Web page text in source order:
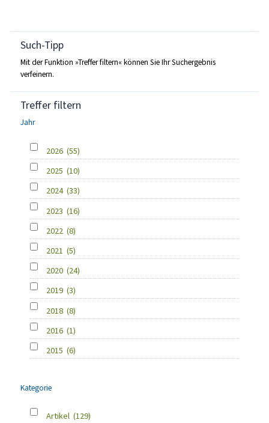
Such-Tipp
Mit der Funktion »Treffer filtern« können Sie Ihr Suchergebnis
verfeinern.
Treffer filtern
Jahr
2026 (55)
2025 (10)
2024 (33)
2023 (16)
2022 (8)
2021 (5)
2020 (24)
2019 (3)
2018 (8)
2016 (1)
2015 (6)
Kategorie
Artikel (129)